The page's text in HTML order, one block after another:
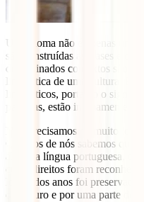
Um idioma não é apenas um
são construídas as frases e o
determinados contextos são
linguística de uma cultura. É
linguísticos, portanto o
palavras, estão intimamente
Não precisamos de muito
Quantos de nós sabemos que
aleḿ da língua portuguesa, o
cujos direitos foram
longo dos anos foi
do Douro e por uma parte do